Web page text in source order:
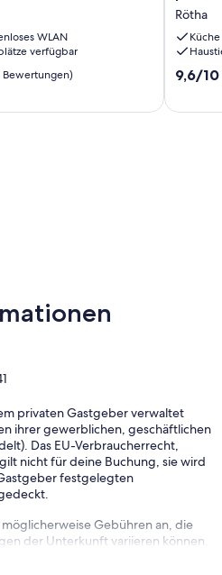
WLAN
verfügbar
Bewertungen)
mit
privater
Terrasse
und
Wi-
Rötha
Küche
9.6
9,6/10
privaten Gastgeber verwaltet
ihrer gewerblichen, geschäftlichen
Das EU-Verbraucherrecht,
nicht für deine Buchung, sie wird
festgelegten
möglicherweise Gebühren an, die
der Unterkunft variieren können.